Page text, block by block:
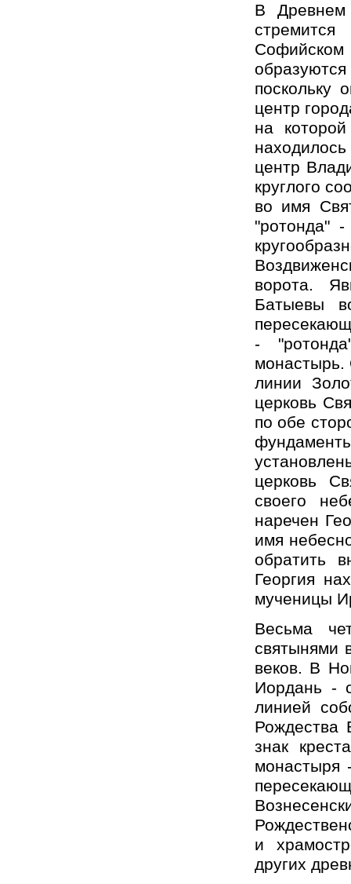
В Древнем
Софийском
поскольку
центр
на
центр
круглого
во имя
"ротонда" -
ворота.
Батыевы
-
монастырь.
линии
церковь
по обе
церковь
своего
наречен
имя
обратить
Георгия
мученицы
Весьма
святынями
веков. В
Иордань -
линией
Рождества
знак
монастыря
и
других